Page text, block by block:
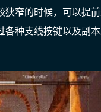
窄的时候，可以提
种支线按键以及副